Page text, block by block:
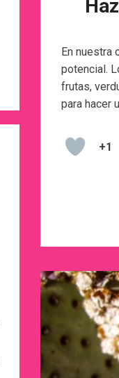
En
potencial.
frutas,
para hacer
+1